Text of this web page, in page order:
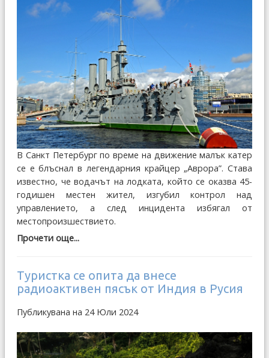
В Санкт Петербург по време на движение малък катер
се е блъснал в легендарния крайцер „Аврора”. Става
известно, че водачът на лодката, който се оказва 45-
годишен местен жител, изгубил контрол над
управлението, а след инцидента избягал от
местопроизшествието.
Прочети още...
Туристка се опита да внесе
радиоактивен пясък от Индия в Русия
Публикувана на 24 Юли 2024